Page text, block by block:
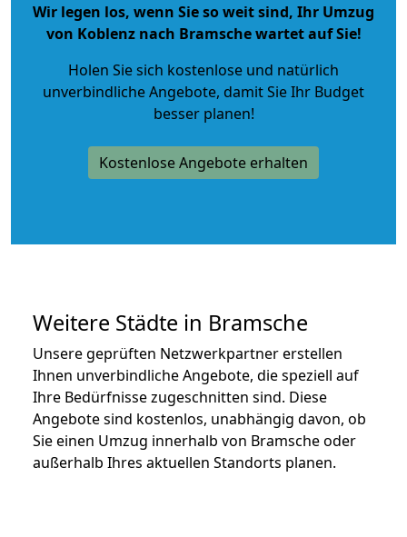
Wir legen los, wenn Sie so weit sind, Ihr Umzug
von Koblenz nach Bramsche wartet auf Sie!
Holen Sie sich kostenlose und natürlich
unverbindliche Angebote, damit Sie Ihr Budget
besser planen!
Kostenlose Angebote erhalten
Weitere Städte in Bramsche
Unsere geprüften Netzwerkpartner erstellen
Ihnen unverbindliche Angebote, die speziell auf
Ihre Bedürfnisse zugeschnitten sind. Diese
Angebote sind kostenlos, unabhängig davon, ob
Sie einen Umzug innerhalb von Bramsche oder
außerhalb Ihres aktuellen Standorts planen.